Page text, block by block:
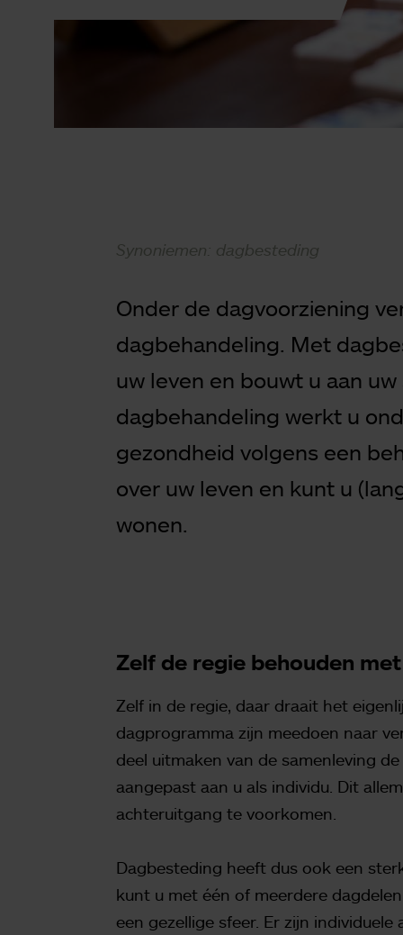
Synoniemen: dagbesteding
Onder de dagvoorziening
dagbehandeling. Met
uw leven en bouwt u aan
dagbehandeling werkt u
gezondheid volgens een
over uw leven en kunt u
wonen.
Zelf de regie behouden
Zelf in de regie, daar draait het
dagprogramma zijn meedoen naar
deel uitmaken van de samenleving
aangepast aan u als individu. Dit
achteruitgang te voorkomen.
Dagbesteding heeft dus ook een
kunt u met één of meerdere
een gezellige sfeer. Er zijn